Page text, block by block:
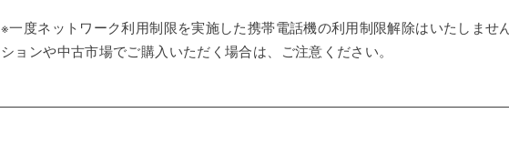
※一度ネットワーク利用制限を実施した携帯電話機の利用制限解除はいたしませ
ションや中古市場でご購入いただく場合は、ご注意ください。